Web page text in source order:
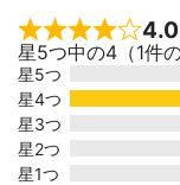
Rated 4 out
4.0
星5つ中の4（1件の
星5つ
星4つ
星3つ
星2つ
星1つ